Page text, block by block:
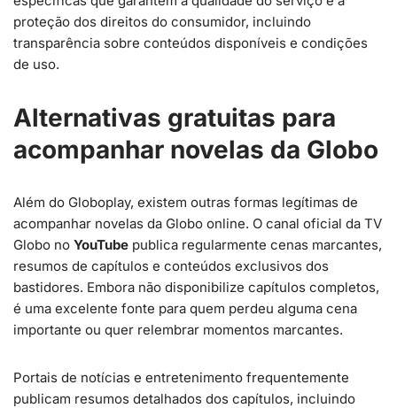
proteção dos direitos do consumidor, incluindo
transparência sobre conteúdos disponíveis e condições
de uso.
Alternativas gratuitas para
acompanhar novelas da Globo
Além do Globoplay, existem outras formas legítimas de
acompanhar novelas da Globo online. O canal oficial da TV
Globo no YouTube publica regularmente cenas marcantes,
resumos de capítulos e conteúdos exclusivos dos
bastidores. Embora não disponibilize capítulos completos,
é uma excelente fonte para quem perdeu alguma cena
importante ou quer relembrar momentos marcantes.
Portais de notícias e entretenimento frequentemente
publicam resumos detalhados dos capítulos, incluindo